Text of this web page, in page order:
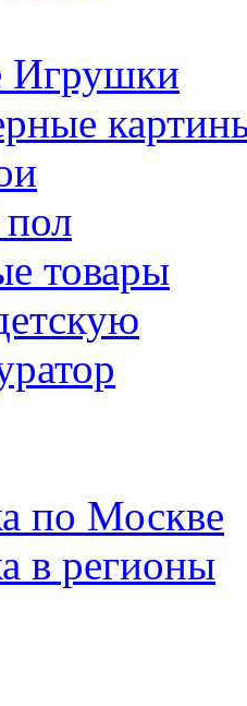
Игрушки
товары
по Москве
в регионы